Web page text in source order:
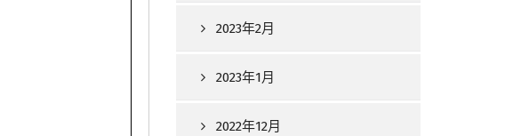
2023年2月
2023年1月
2022年12月